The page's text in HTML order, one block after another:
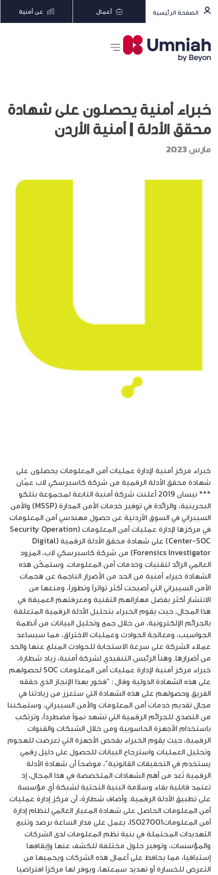
الصفحة الرئيسية أعمال عن أمنية
خبراء أمنية يحصلون على شهادة
محقق الأدلة | أمنية الأردن
مارس 2023
خبراء مركز أمنية لإدارة عمليات أمن المعلومات يحصلون على
شهادة محقق الأدلة الرقمية من شركة كاسبرسكي لاب عمّان
*** نيسان 2019 أعلنت شركة أمنية التابعة لمجموعة بتلكو
البحرينية، والرائدة في توفير خدمات الأمن المدارة (MSSP) والأمن
السيبراني في السوق الأردنية عن حصول مهندسي أمن المعلومات
في مركزها لإدارة عمليات أمن المعلومات (Security Operation
Center-SOC) على شهادة محقق الأدلة الرقمية (Digital
Forensics Investigator) من شركة كاسبرسكي لاب، المزود
العالمي الرائد لتقنيات وخدمات أمن المعلومات. وستمكّن هذه
الشهادة خبراء أمنية من الحد من الأضرار الناجمة عن هجمات
الأمن السيبراني التي أصبحت أكثر تواتراً وتطوراً، ومنعها من
الانتشار أكثر بفضل مهاراتهم التقنية ومعرفتهم العميقة في
هذا المجال، حيث يقوم الخبراء بتحليل الأدلة الرقمية المتعلقة
بالجرائم الإلكترونية، من خلال جمع وتحليل البيانات من أنظمة
الحواسيب، ومعالجة الحوادث وعمليات الاختراق، مما سيساعد
عملاء الشركة على سرعة الاستجابة للحوادث المبلغ عنها والحد
من أضرارها. وهنأ الرئيس التنفيذي لشركة أمنية، زياد شطارة،
خبراء مركز أمنية لإدارة عمليات أمن المعلومات SOC لحصولهم
على هذه الشهادة الدولية وقال : “فخور بهذا الإنجاز الذي حققه
الفريق وحصولهم على هذه الشهادة التي ستعزز من ريادتنا في
مجال تقديم خدمات أمن المعلومات والأمن السيبراني، وستمكننا
من التصدي للجرائم الرقمية التي تشهد نمواً مضطرداً، وترتكب
باستخدام الأجهزة الحاسوبية ومن خلال الشبكات والقنوات
الرقمية، حيث يقوم الخبراء بفحص الأجهزة التي تعرضت للهجوم
وتحليل العمليات واسترجاع البيانات للحصول على دليل رقمي
يستخدم في التحقيقات القانونية”، موضحاً أن شهادة الأدلة
الرقمية تُعد من أهم الشهادات المتخصصة في هذا المجال، إذ
تعتمد قابلية بقاء وسلامة البنية التحتية لشبكة أي مؤسسة
على تطبيق الأدلة الرقمية. وأضاف شطارة، أن مركز إدارة عمليات
أمن المعلومات الحاصل على شهادة المعيار العالمي لنظام إدارة
أمن المعلوماتISO27001، يعمل على مدار الساعة برصد وتتبع
التهديدات المحتملة في بنية نظم المعلومات لدى الشركات
والمؤسسات، وتوفير حلول مختلفة للكشف عنها وإيقافها
إستباقيا، مما يحافظ على أعمال هذه الشركات ويحميها من
التعرض للخسارة أو تهديد سمعتها، ويوفر لها مركزاً افتراضيا